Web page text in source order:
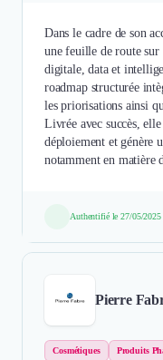
Dans le cadre de son
une feuille de route
digitale, data et
roadmap structurée
les priorisations ainsi
Livrée avec succès,
déploiement et génère
notamment en matière
Authentifié le 27/05/2025
Pierre
Cosmétiques Produits